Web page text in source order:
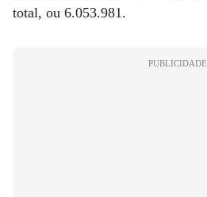
total, ou 6.053.981.
PUBLICIDADE